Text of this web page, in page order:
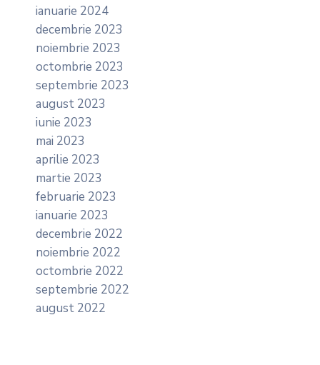
ianuarie 2024
decembrie 2023
noiembrie 2023
octombrie 2023
septembrie 2023
august 2023
iunie 2023
mai 2023
aprilie 2023
martie 2023
februarie 2023
ianuarie 2023
decembrie 2022
noiembrie 2022
octombrie 2022
septembrie 2022
august 2022